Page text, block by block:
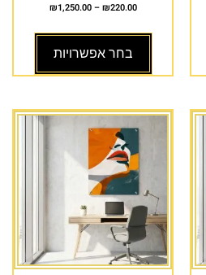
₪220.00
–
₪1,250.00
בחר אפשרויות